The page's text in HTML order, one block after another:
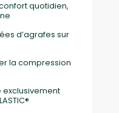
quotidien,
d’agrafes sur
la compression
exclusivement